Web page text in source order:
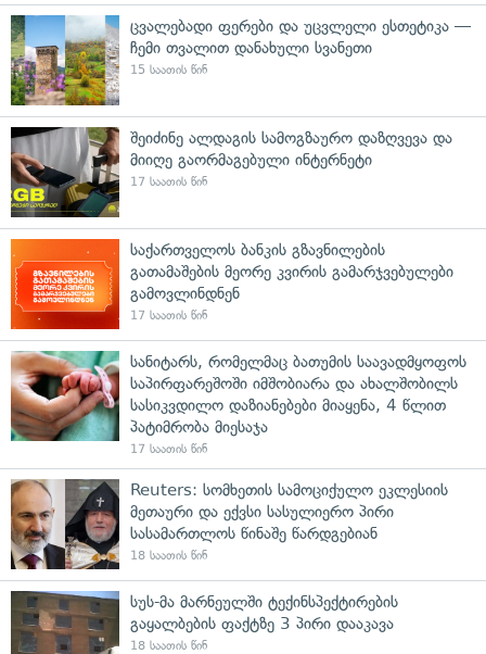
ცვალებადი ფერები და უცვლელი ესთეტიკა —
ჩემი თვალით დანახული სვანეთი
15 საათის წინ
შეიძინე ალდაგის სამოგზაურო დაზღვევა და
მიიღე გაორმაგებული ინტერნეტი
17 საათის წინ
საქართველოს ბანკის გზავნილების
გათამაშების მეორე კვირის გამარჯვებულები
გამოვლინდნენ
17 საათის წინ
სანიტარს, რომელმაც ბათუმის საავადმყოფოს
საპირფარეშოში იმშობიარა და ახალშობილს
სასიკვდილო დაზიანებები მიაყენა, 4 წლით
პატიმრობა მიესაჯა
17 საათის წინ
Reuters: სომხეთის სამოციქულო ეკლესიის
მეთაური და ექვსი სასულიერო პირი
სასამართლოს წინაშე წარდგებიან
18 საათის წინ
სუს-მა მარნეულში ტექინსპექტირების
გაყალბების ფაქტზე 3 პირი დააკავა
18 საათის წინ